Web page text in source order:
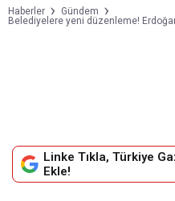
Haberler
Gündem
Belediyelere yeni düzenleme!
Linke Tıkla, Türkiye
Ekle!